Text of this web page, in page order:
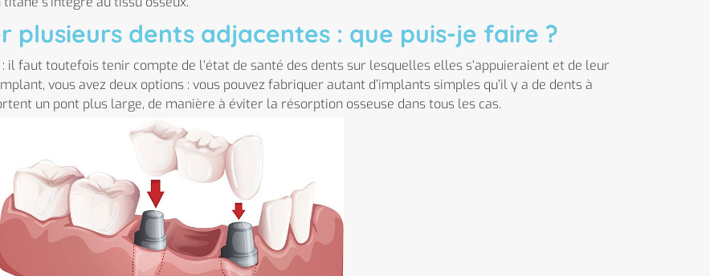
plusieurs dents adjacentes : que puis-je faire ?
il faut toutefois tenir compte de l’état de santé des dents sur lesquelles elles s’appuieraient et de leur
vous avez deux options : vous pouvez fabriquer autant d’implants simples qu’il y a de dents à
un pont plus large, de manière à éviter la résorption osseuse dans tous les cas.